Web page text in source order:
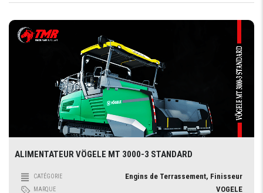
ALIMENTATEUR VÖGELE MT 3000-3 STANDARD
CATÉGORIE Engins de Terrassement, Finisseur
MARQUE VOGELE